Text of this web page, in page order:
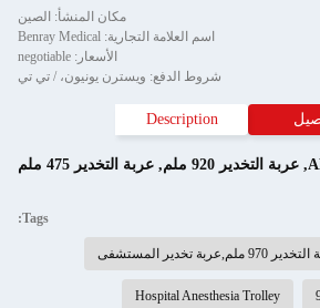
مكان المنشأ: الصين
اسم العلامة التجارية: Benray Medical
الأسعار: negotiable
شروط الدفع: ويسترن يونيون، / تي تي
Description
, عربة التخدير 920 ملم , عربة التخدير 475 ملم
Tags:
Hospital Anesthesia Trolley